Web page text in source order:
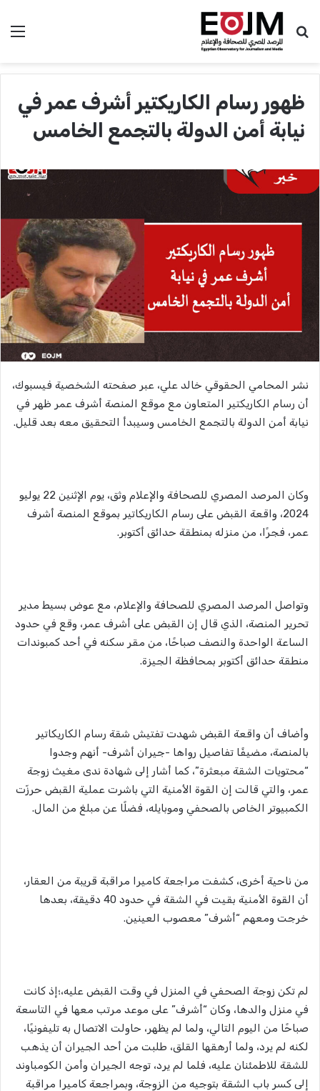
بحث عن
ظهور رسام الكاريكتير أشرف عمر في
نيابة أمن الدولة بالتجمع الخامس
نشر المحامي الحقوقي خالد علي، عبر صفحته الشخصية فيسبوك،
أن رسام الكاريكتير المتعاون مع موقع المنصة أشرف عمر ظهر في
نيابة أمن الدولة بالتجمع الخامس وسيبدأ التحقيق معه بعد قليل.
وكان المرصد المصري للصحافة والإعلام وثق، يوم الإثنين 22 يوليو
2024، واقعة القبض على رسام الكاريكاتير بموقع المنصة أشرف
عمر، فجرًا، من منزله بمنطقة حدائق أكتوبر.
وتواصل المرصد المصري للصحافة والإعلام، مع عوض بسيط مدير
تحرير المنصة، الذي قال إن القبض على أشرف عمر، وقع في حدود
الساعة الواحدة والنصف صباحًا، من مقر سكنه في أحد كمبوندات
منطقة حدائق أكتوبر بمحافظة الجيزة.
وأضاف أن واقعة القبض شهدت تفتيش شقة رسام الكاريكاتير
بالمنصة، مضيفًا تفاصيل رواها -جيران أشرف- أنهم وجدوا
“محتويات الشقة مبعثرة”، كما أشار إلى شهادة ندى مغيث زوجة
عمر، والتي قالت إن القوة الأمنية التي باشرت عملية القبض حرزّت
الكمبيوتر الخاص بالصحفي وموبايله، فضلًا عن مبلغ من المال.
من ناحية أخرى، كشفت مراجعة كاميرا مراقبة قريبة من العقار،
أن القوة الأمنية بقيت في الشقة في حدود 40 دقيقة، بعدها
خرجت ومعهم “أشرف” معصوب العينين.
لم تكن زوجة الصحفي في المنزل في وقت القبض عليه،؛إذ كانت
في منزل والدها، وكان “أشرف” على موعد مرتب معها في التاسعة
صباحًا من اليوم التالي، ولما لم يظهر، حاولت الاتصال به تليفونيًا،
لكنه لم يرد، ولما أرهقها القلق، طلبت من أحد الجيران أن يذهب
للشقة للاطمئنان عليه، فلما لم يرد، توجه الجيران وأمن الكومباوند
إلى كسر باب الشقة بتوجيه من الزوجة، وبمراجعة كاميرا مراقبة